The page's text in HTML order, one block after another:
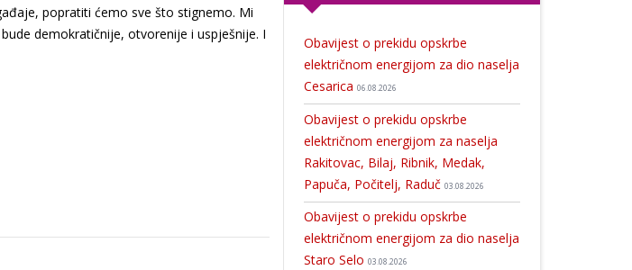
popratiti ćemo sve što stignemo. Mi
demokratičnije, otvorenije i uspješnije. I
Obavijest o prekidu opskrbe
električnom energijom za dio naselja
Cesarica 06.08.2026
Obavijest o prekidu opskrbe
električnom energijom za naselja
Rakitovac, Bilaj, Ribnik, Medak,
Papuča, Počitelj, Raduč 03.08.2026
Obavijest o prekidu opskrbe
električnom energijom za dio naselja
Staro Selo 03.08.2026